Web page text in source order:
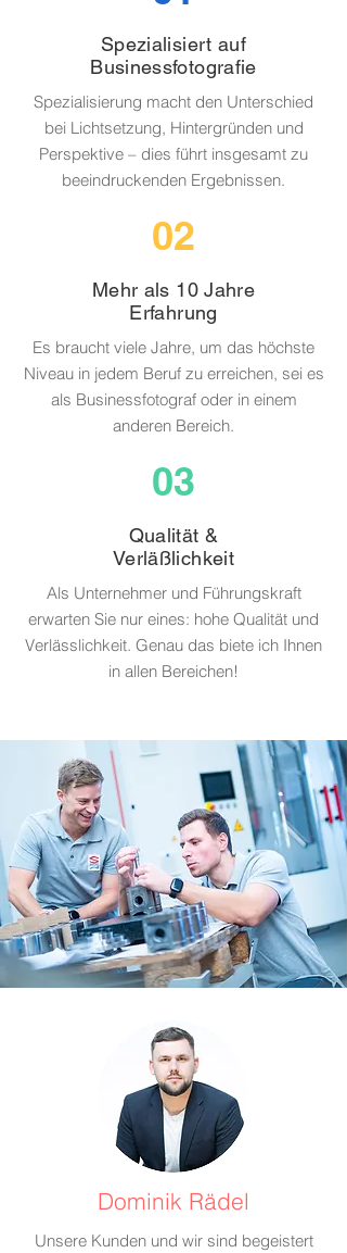
Spezialisiert auf
Businessfotografie
Spezialisierung macht den Unterschied
bei Lichtsetzung, Hintergründen und
Perspektive – dies führt insgesamt zu
beeindruckenden Ergebnissen.
02
Mehr als 10 Jahre
Erfahrung
Es braucht viele Jahre, um das höchste
Niveau in jedem Beruf zu erreichen, sei es
als Businessfotograf oder in einem
anderen Bereich.
03
Qualität &
Verläßlichkeit
Als Unternehmer und Führungskraft
erwarten Sie nur eines: hohe Qualität und
Verlässlichkeit. Genau das biete ich Ihnen
in allen Bereichen!
Dominik Rädel
Unsere Kunden und wir sind begeistert